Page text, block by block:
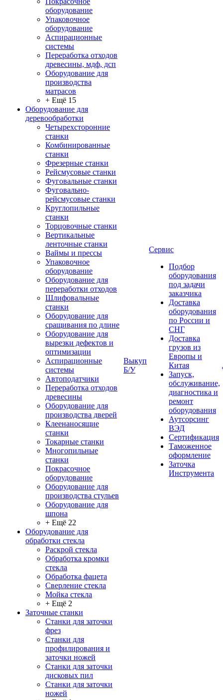
оборудование
Упаковочное
оборудование
Аспирационные
системы
Переработка отходов
древесины, мдф, дсп
Оборудование для
производства
матрасов
+ Ещё 15
Оборудование для
деревообработки
Четырехсторонние
станки
Комбинированные
станки
Фрезерные станки
Рейсмусовые станки
Фуговальные станки
Фуговально-
рейсмусовые станки
Круглопильные
станки
Торцовочные станки
Вертикальные
ленточные станки
Ваймы и прессы
Упаковочное
оборудование
Оборудование для
переработки отходов
Шлифовальные
станки
Оборудование для
сращивания по длине
Оборудование для
вырезки дефектов и
оптимизации
Аспирационные
системы
Автоподатчики
Переработка отходов
древесины
Оборудование для
производства дверей
Клеенаносящие
станки
Токарные станки
Многопильные
станки
Покрасочное
оборудование
Оборудование для
производства стульев
Оборудование для
шпона
+ Ещё 22
Оборудование для
обработки стекла
Раскрой стекла
Обработка кромки
стекла
Обработка фацета
Сверление стекла
Мойка стекла
+ Ещё 2
Заточные станки
Станки для заточки
фрез
Станки для
профилирования и
заточки ножей
Станки для заточки
дисковых пил
Станки для заточки
ножей
Выкуп
Б/У
Сервис
Подбор
оборудования
под задачи
заказчика
Доставка
оборудования
по России и
СНГ
Доставка
грузов из
Европы и
Китая
Запуск,
обслуживание,
диагностика и
ремонт
оборудования
Аутсорсинг
ВЭД
Сертификация
Таможенное
оформление
Заточка
Инструмента